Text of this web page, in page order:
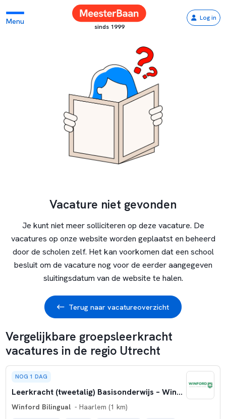
Menu
sinds 1999
Log in
Vacature niet gevonden
Je kunt niet meer solliciteren op deze vacature. De
vacatures op onze website worden geplaatst en beheerd
door de scholen zelf. Het kan voorkomen dat een school
besluit om de vacature nog voor de eerder aangegeven
sluitingsdatum van de website te halen.
Terug naar vacatureoverzicht
Vergelijkbare groepsleerkracht
vacatures in de regio Utrecht
NOG 1 DAG
Leerkracht (tweetalig) Basisonderwijs – Winford Haarlem (0,6 FTE)
Winford Bilingual - Haarlem (1 km)